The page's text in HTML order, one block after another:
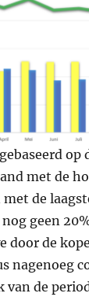
op
met de
de
geen
door de
nagenoeg
de